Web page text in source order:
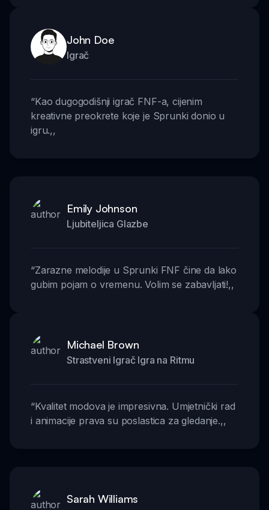
John Doe
Igrač
“Kao dugogodišnji igrač FNF-a, cijenim
kreativne preokrete koje je Sprunki donio u
igru.,,
Emily Johnson
Ljubiteljica Glazbe
“Zarazne melodije u Sprunki FNF čine da lako
gubim pojam o vremenu. Volim se zabavljati!,,
Michael Brown
Strastveni Igrač Igra na Ritmu
“Kvalitet modova je impresivna. Umjetnički rad
i animacije prava su poslastica za gledanje.,,
Sarah Williams